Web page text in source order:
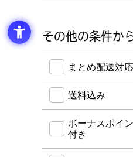
その他の条件か
送料込み・ボーナ
まとめ配送対応
送料込み
ボーナスポイ
付き